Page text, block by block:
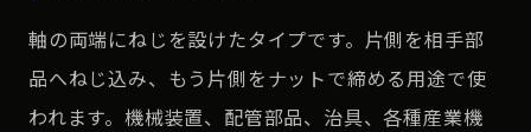
軸の両端にねじを設けたタイプです。片側を相手部
品へねじ込み、もう片側をナットで締める用途で使
われます。機械装置、配管部品、治具、各種産業機